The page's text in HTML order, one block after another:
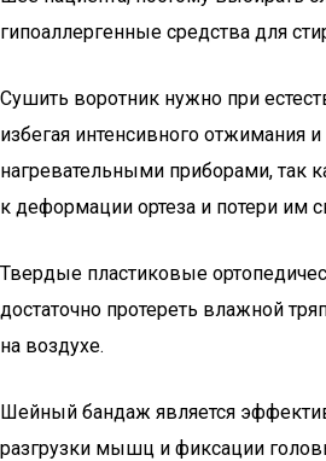
гипоаллергенные средства для
Сушить воротник нужно при
избегая интенсивного отжимания и
нагревательными приборами, так
к деформации ортеза и потери им
Твердые пластиковые
достаточно протереть влажной
на воздухе.
Шейный бандаж является
разгрузки мышц и фиксации